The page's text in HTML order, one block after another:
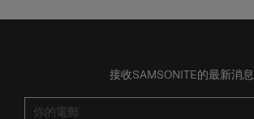
接收SAMSONITE的最新消息